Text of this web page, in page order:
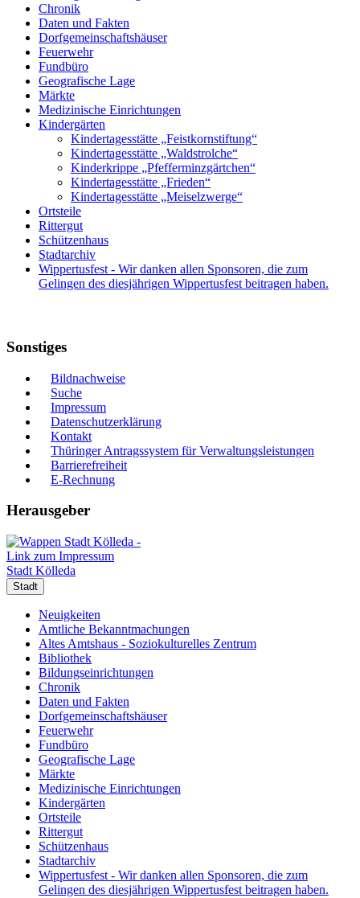
Chronik
Daten und Fakten
Dorfgemeinschaftshäuser
Feuerwehr
Fundbüro
Geografische Lage
Märkte
Medizinische Einrichtungen
Kindergärten
Kindertagesstätte „Feistkornstiftung“
Kindertagesstätte „Waldstrolche“
Kinderkrippe „Pfefferminzgärtchen“
Kindertagesstätte „Frieden“
Kindertagesstätte „Meiselzwerge“
Ortsteile
Rittergut
Schützenhaus
Stadtarchiv
Wippertusfest - Wir danken allen Sponsoren, die zum
Gelingen des diesjährigen Wippertusfest beitragen haben.
Sonstiges
Bildnachweise
Suche
Impressum
Datenschutzerklärung
Kontakt
Thüringer Antragssystem für Verwaltungsleistungen
Barrierefreiheit
E-Rechnung
Herausgeber
Stadt Kölleda
Stadt
Neuigkeiten
Amtliche Bekanntmachungen
Altes Amtshaus - Soziokulturelles Zentrum
Bibliothek
Bildungseinrichtungen
Chronik
Daten und Fakten
Dorfgemeinschaftshäuser
Feuerwehr
Fundbüro
Geografische Lage
Märkte
Medizinische Einrichtungen
Kindergärten
Ortsteile
Rittergut
Schützenhaus
Stadtarchiv
Wippertusfest - Wir danken allen Sponsoren, die zum
Gelingen des diesjährigen Wippertusfest beitragen haben.